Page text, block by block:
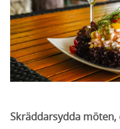
Skräddarsydda möten,